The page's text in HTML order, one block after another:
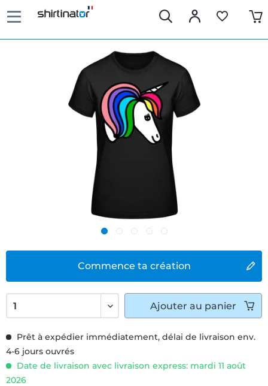
Commence ta création
Prêt à expédier immédiatement, délai de livraison env.
4-6 jours ouvrés
Date de livraison avec livraison express: mardi 11 août
2026
Ajouter au panier